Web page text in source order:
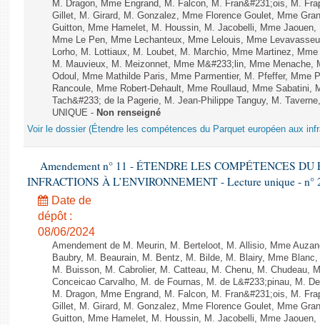
M. Dragon, Mme Engrand, M. Falcon, M. Fran&#231;ois, M.
Gillet, M. Girard, M. Gonzalez, Mme Florence Goulet, Mme
Guitton, Mme Hamelet, M. Houssin, M. Jacobelli, Mme
Mme Le Pen, Mme Lechanteux, Mme Lelouis, Mme
Lorho, M. Lottiaux, M. Loubet, M. Marchio, Mme Martinez,
M. Mauvieux, M. Meizonnet, Mme M&#233;lin, Mme Menache,
Odoul, Mme Mathilde Paris, Mme Parmentier, M. Pfeffer, Mme
Rancoule, Mme Robert-Dehault, Mme Roullaud, Mme
Tach&#233; de la Pagerie, M. Jean-Philippe Tanguy, M.
UNIQUE - Non renseigné
Voir le dossier (Étendre les compétences du Parquet européen aux
Amendement n° 11 - ÉTENDRE LES COMPÉTENCES
INFRACTIONS À L’ENVIRONNEMENT - Lecture unique - n°
Date de
dépôt :
08/06/2024
Amendement de M. Meurin, M. Berteloot, M. Allisio, Mme
Baubry, M. Beaurain, M. Bentz, M. Bilde, M. Blairy, Mme
M. Buisson, M. Cabrolier, M. Catteau, M. Chenu, M. Chudeau,
Conceicao Carvalho, M. de Fournas, M. de L&#233;pinau, M.
M. Dragon, Mme Engrand, M. Falcon, M. Fran&#231;ois, M.
Gillet, M. Girard, M. Gonzalez, Mme Florence Goulet, Mme
Guitton, Mme Hamelet, M. Houssin, M. Jacobelli, Mme